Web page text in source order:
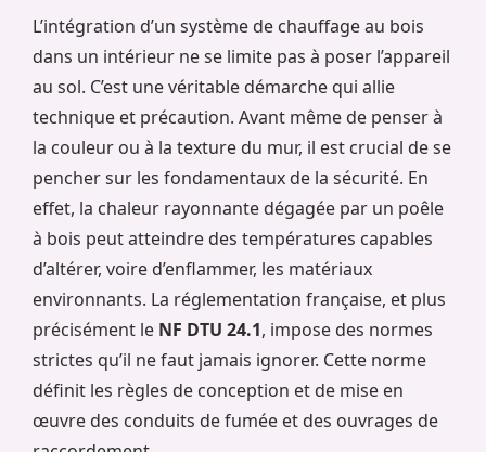
L’intégration d’un système de chauffage au bois
dans un intérieur ne se limite pas à poser l’appareil
au sol. C’est une véritable démarche qui allie
technique et précaution. Avant même de penser à
la couleur ou à la texture du mur, il est crucial de se
pencher sur les fondamentaux de la sécurité. En
effet, la chaleur rayonnante dégagée par un poêle
à bois peut atteindre des températures capables
d’altérer, voire d’enflammer, les matériaux
environnants. La réglementation française, et plus
précisément le NF DTU 24.1, impose des normes
strictes qu’il ne faut jamais ignorer. Cette norme
définit les règles de conception et de mise en
œuvre des conduits de fumée et des ouvrages de